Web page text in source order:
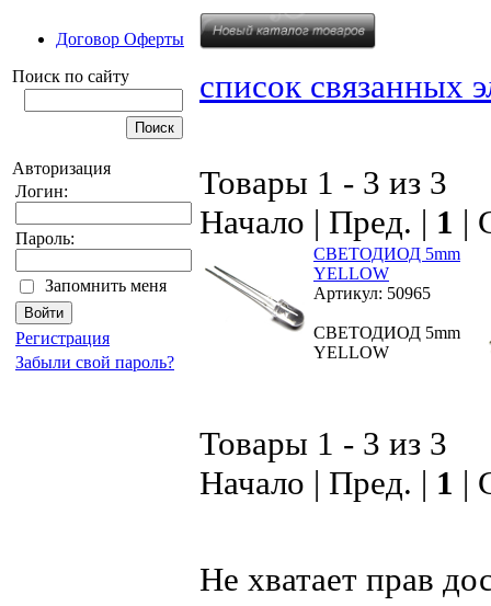
Договор Оферты
Поиск по сайту
Авторизация
Логин:
Пароль:
Запомнить меня
Регистрация
Забыли свой пароль?
список связанных
Товары 1 - 3 из 3
Начало | Пред. | 1 |
СВЕТОДИОД 5mm
YELLOW
Артикул: 50965
СВЕТОДИОД 5mm
YELLOW
Товары 1 - 3 из 3
Начало | Пред. | 1 |
Не хватает прав